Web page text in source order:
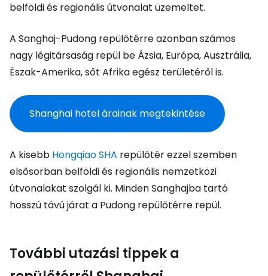
belföldi és regionális útvonalat üzemeltet.
A Sanghaj-Pudong repülőtérre azonban számos
nagy légitársaság repül be Ázsia, Európa, Ausztrália,
Észak-Amerika, sőt Afrika egész területéről is.
Shanghai hotel árainak megtekintése
A kisebb Hongqiao SHA repülőtér ezzel szemben
elsősorban belföldi és regionális nemzetközi
útvonalakat szolgál ki. Minden Sanghajba tartó
hosszú távú járat a Pudong repülőtérre repül.
További utazási tippek a